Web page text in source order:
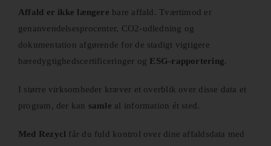
Affald er ikke længere bare affald. Tværtimod er
genanvendelsesprocenter, CO2-udledning og
dokumentation afgørende for de stadigt vigtigere
bæredygtighedscertificeringer og ESG-rapportering.
I større virksomheder kræver et overblik over disse data et
program, der kan samle al information ét sted.
Med Rezycl får du fuld kontrol over dine affaldsdata med